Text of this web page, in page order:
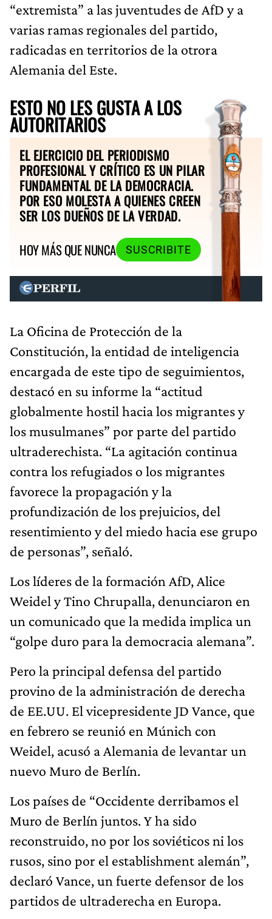
“extremista” a las juventudes de AfD y a
varias ramas regionales del partido,
radicadas en territorios de la otrora
Alemania del Este.
ESTO NO LES GUSTA A LOS
AUTORITARIOS
EL EJERCICIO DEL PERIODISMO
PROFESIONAL Y CRÍTICO ES UN PILAR
FUNDAMENTAL DE LA DEMOCRACIA.
POR ESO MOLESTA A QUIENES CREEN
SER LOS DUEÑOS DE LA VERDAD.
HOY MÁS QUE NUNCA
SUSCRIBITE
La Oficina de Protección de la
Constitución, la entidad de inteligencia
encargada de este tipo de seguimientos,
destacó en su informe la “actitud
globalmente hostil hacia los migrantes y
los musulmanes” por parte del partido
ultraderechista. “La agitación continua
contra los refugiados o los migrantes
favorece la propagación y la
profundización de los prejuicios, del
resentimiento y del miedo hacia ese grupo
de personas”, señaló.
Los líderes de la formación AfD, Alice
Weidel y Tino Chrupalla, denunciaron en
un comunicado que la medida implica un
“golpe duro para la democracia alemana”.
Pero la principal defensa del partido
provino de la administración de derecha
de EE.UU. El vicepresidente JD Vance, que
en febrero se reunió en Múnich con
Weidel, acusó a Alemania de levantar un
nuevo Muro de Berlín.
Los países de “Occidente derribamos el
Muro de Berlín juntos. Y ha sido
reconstruido, no por los soviéticos ni los
rusos, sino por el establishment alemán”,
declaró Vance, un fuerte defensor de los
partidos de ultraderecha en Europa.